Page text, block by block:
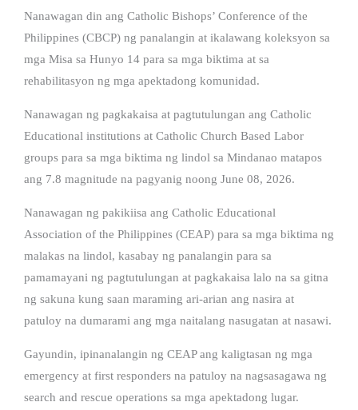
Nanawagan din ang Catholic Bishops’ Conference of the
Philippines (CBCP) ng panalangin at ikalawang koleksyon sa
mga Misa sa Hunyo 14 para sa mga biktima at sa
rehabilitasyon ng mga apektadong komunidad.
Nanawagan ng pagkakaisa at pagtutulungan ang Catholic
Educational institutions at Catholic Church Based Labor
groups para sa mga biktima ng lindol sa Mindanao matapos
ang 7.8 magnitude na pagyanig noong June 08, 2026.
Nanawagan ng pakikiisa ang Catholic Educational
Association of the Philippines (CEAP) para sa mga biktima ng
malakas na lindol, kasabay ng panalangin para sa
pamamayani ng pagtutulungan at pagkakaisa lalo na sa gitna
ng sakuna kung saan maraming ari-arian ang nasira at
patuloy na dumarami ang mga naitalang nasugatan at nasawi.
Gayundin, ipinanalangin ng CEAP ang kaligtasan ng mga
emergency at first responders na patuloy na nagsasagawa ng
search and rescue operations sa mga apektadong lugar.